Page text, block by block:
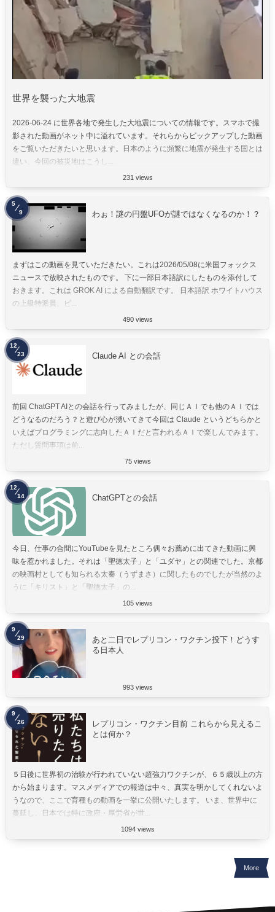
世界を襲った大地震
2026-06-24 に世界各地で発生した大地震についての情報です。スマホで撮
影された動画がネット中に溢れています。それらからピックアップした動画
をご覧いただきたいと思います。日本のように頻繁に地震が発生する国とは
違い、今回の被災地はこうし...
231 views
わぉ！謎の円盤UFOが謎ではなくなるのか！？
まずはこの動画を見ていただきたい。これは2026/05/08に米国フォックス
ニュースで放映されたものです。 下に一部日本語訳にしたものを添付して
おきます。これは GROK AI による自動翻訳です。 日本語訳 ホワイトハウス
の上級特派員、ピ...
490 views
5
9
Claude AI との会話
前回 ChatGPT AIとの会話を行ってみましたが、同じＡＩでも他のＡＩでは
どうなるのだろう？と遊び心が湧いてきて今回は Claude というどちらかと
いえばプログラミングに志向したＡＩだと言われるＡＩで楽しんでみます。
ただし質問事項は前...
75 views
12
23
ChatGPTとの会話
今日、仕事の合間にYouTubeを見たところ偶々お薦めに出てきた動画に興
味を惹かれました。それは「聖徳太子」と「ユダヤ」との関連でした。京都
の映画村としても知られる太秦（うずまさ）に関したものでしたが当然のよ
うに「キリスト」と「聖徳太子」の...
105 views
12
14
あと二日でレプリコン・ワクチン投下！どうす
る日本人
993 views
9
29
レプリコン・ワクチン目前 これらから見えるこ
とは何か？
５日後に世界初の治験が行われていない超強力ワクチンが、６５歳以上の方
から始まります。マスメディアでの報道は中々、真実を明かしてくれないよ
うなので、ここで育種もの動画を一挙に公開いたします。 いま、世界中に
蔓延し、日本では特に政府・厚労省が世...
1094 views
9
26
More